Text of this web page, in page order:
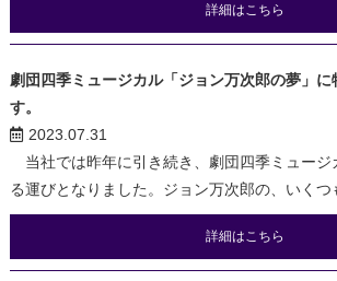
詳細はこちら
劇団四季ミュージカル「ジョン万次郎の夢」に
す。
2023.07.31
当社では昨年に引き続き、劇団四季ミュージ
る運びとなりました。ジョン万次郎の、いくつ
詳細はこちら